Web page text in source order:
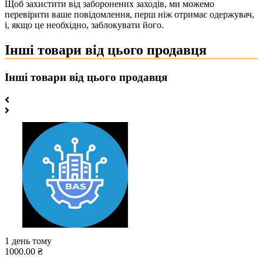
Щоб захистити від заборонених заходів, ми можемо
перевірити ваше повідомлення, перш ніж отримає одержувач,
і, якщо це необхідно, заблокувати його.
Інші товари від цього продавця
Інші товари від цього продавця
1 день тому
1000.00 ₴